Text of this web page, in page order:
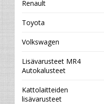
Renault
Toyota
Volkswagen
Lisävarusteet MR4
Autokalusteet
Kattolaitteiden
lisävarusteet